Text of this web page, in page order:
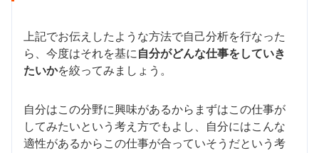
上記でお伝えしたような方法で自己分析を行なった
ら、今度はそれを基に自分がどんな仕事をしていき
たいかを絞ってみましょう。
自分はこの分野に興味があるからまずはこの仕事が
してみたいという考え方でもよし、自分にはこんな
適性があるからこの仕事が合っていそうだという考